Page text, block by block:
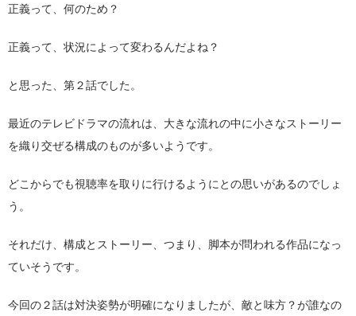
正義って、何のため？
正義って、状況によって変わるんだよね？
と思った、第２話でした。
最近のテレビドラマの流れは、大きな流れの中に小さなストーリー
を織り交ぜる構成のものが多いようです。
どこからでも視聴率を取りに行けるようにとの思いがあるのでしょ
う。
それだけ、構成とストーリー、つまり、脚本が問われる作品になっ
ていそうです。
今回の２話は対決姿勢が明確になりましたが、敵と味方？が誰なの